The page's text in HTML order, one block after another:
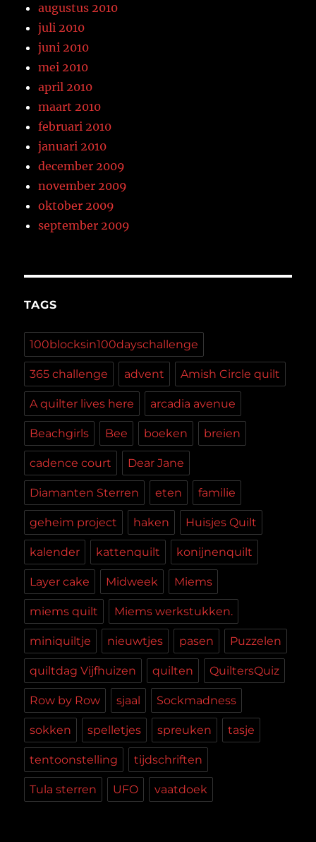
augustus 2010
juli 2010
juni 2010
mei 2010
april 2010
maart 2010
februari 2010
januari 2010
december 2009
november 2009
oktober 2009
september 2009
TAGS
100blocksin100dayschallenge
365 challenge advent Amish Circle quilt
A quilter lives here arcadia avenue
Beachgirls Bee boeken breien
cadence court Dear Jane
Diamanten Sterren eten familie
geheim project haken Huisjes Quilt
kalender kattenquilt konijnenquilt
Layer cake Midweek Miems
miems quilt Miems werkstukken.
miniquiltje nieuwtjes pasen Puzzelen
quiltdag Vijfhuizen quilten QuiltersQuiz
Row by Row sjaal Sockmadness
sokken spelletjes spreuken tasje
tentoonstelling tijdschriften
Tula sterren UFO vaatdoek